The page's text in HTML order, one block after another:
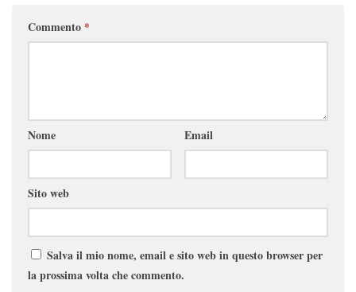
Commento *
Nome Email
Sito web
Salva il mio nome, email e sito web in questo browser per
la prossima volta che commento.